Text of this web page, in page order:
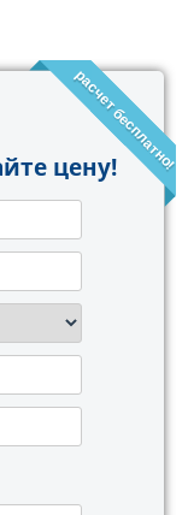
расчет бесплатно!
цену!